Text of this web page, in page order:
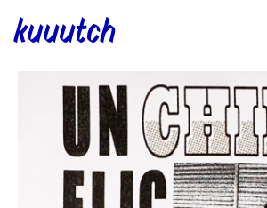
kuuutch